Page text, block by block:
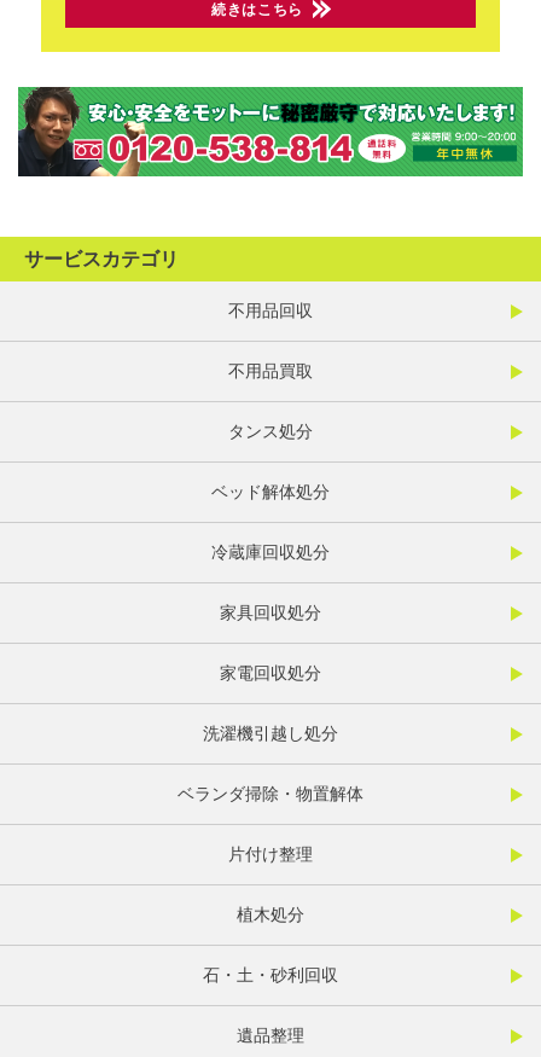
続きはこちら
サービスカテゴリ
不用品回収
不用品買取
タンス処分
ベッド解体処分
冷蔵庫回収処分
家具回収処分
家電回収処分
洗濯機引越し処分
ベランダ掃除・物置解体
片付け整理
植木処分
石・土・砂利回収
遺品整理